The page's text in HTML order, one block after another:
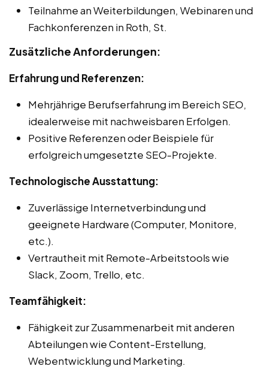
Teilnahme an Weiterbildungen, Webinaren und
Fachkonferenzen in Roth, St.
Zusätzliche Anforderungen:
Erfahrung und Referenzen:
Mehrjährige Berufserfahrung im Bereich SEO,
idealerweise mit nachweisbaren Erfolgen.
Positive Referenzen oder Beispiele für
erfolgreich umgesetzte SEO-Projekte.
Technologische Ausstattung:
Zuverlässige Internetverbindung und
geeignete Hardware (Computer, Monitore,
etc.).
Vertrautheit mit Remote-Arbeitstools wie
Slack, Zoom, Trello, etc.
Teamfähigkeit:
Fähigkeit zur Zusammenarbeit mit anderen
Abteilungen wie Content-Erstellung,
Webentwicklung und Marketing.